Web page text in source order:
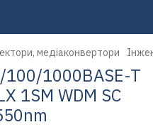
медіаконвертори
100/1000BASE-T
1SM WDM SC